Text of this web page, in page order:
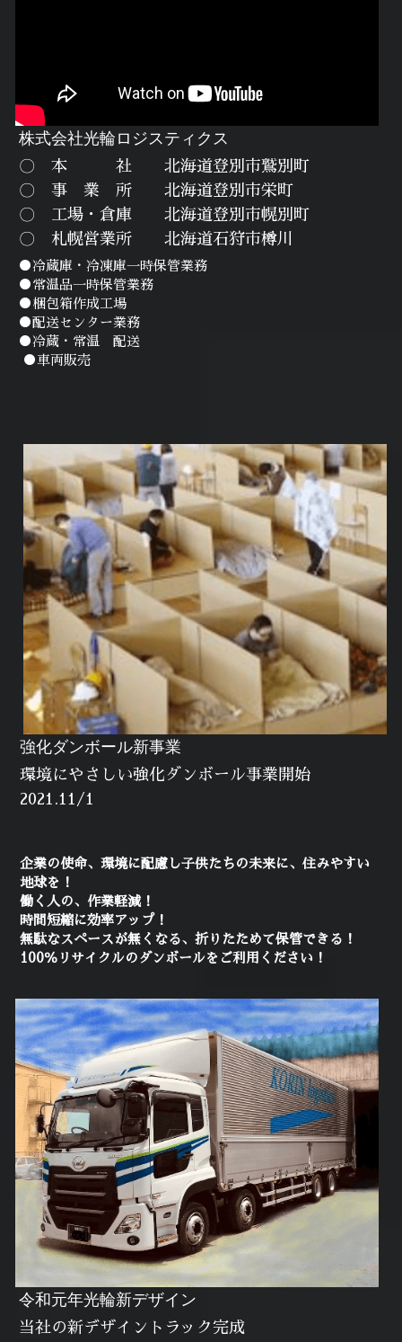
株式会社光輪ロジスティクス
〇　本　　　社　　北海道登別市鷲別町
〇　事　業　所　　北海道登別市栄町
〇　工場・倉庫　　北海道登別市幌別町
〇　札幌営業所　　北海道石狩市樽川
●冷蔵庫・冷凍庫一時保管業務
●常温品一時保管業務
●梱包箱作成工場
●配送センター業務
●冷蔵・常温　配送
●車両販売
強化ダンボール新事業
環境にやさしい強化ダンボール事業開始
2021.11/1
企業の使命、環境に配慮し子供たちの未来に、住みやすい
地球を！
働く人の、作業軽減！
時間短縮に効率アップ！
無駄なスペースが無くなる、折りたためて保管できる！
100％リサイクルのダンボールをご利用ください！
令和元年光輪新デザイン
当社の新デザイントラック完成